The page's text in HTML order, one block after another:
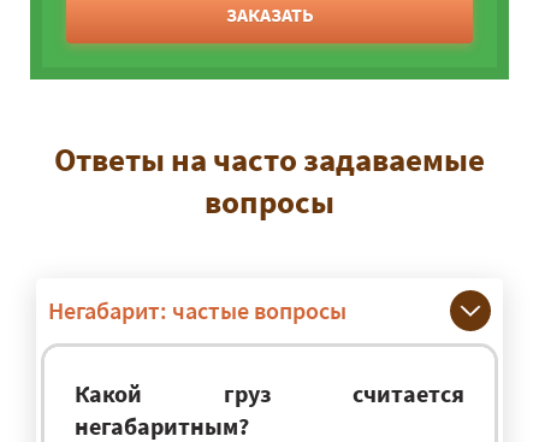
ЗАКАЗАТЬ
Ответы на часто задаваемые
вопросы
Негабарит: частые вопросы
Какой груз считается
негабаритным?